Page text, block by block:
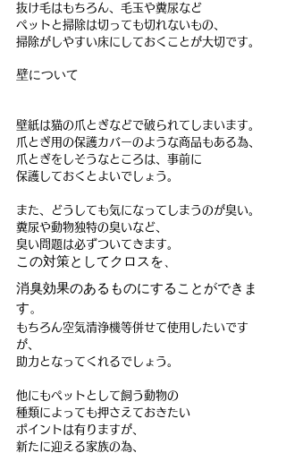
抜け毛はもちろん、毛玉や糞尿など
ペットと掃除は切っても切れないもの、
掃除がしやすい床にしておくことが大切です。
壁について
壁紙は猫の爪とぎなどで破られてしまいます。
爪とぎ用の保護カバーのような商品もある為、
爪とぎをしそうなところは、事前に
保護しておくとよいでしょう。
また、どうしても気になってしまうのが臭い。
糞尿や動物独特の臭いなど、
臭い問題は必ずついてきます。
この対策としてクロスを、
消臭効果のあるものにすることができま
す。
もちろん空気清浄機等併せて使用したいです
が、
助力となってくれるでしょう。
他にもペットとして飼う動物の
種類によっても押さえておきたい
ポイントは有りますが、
新たに迎える家族の為、